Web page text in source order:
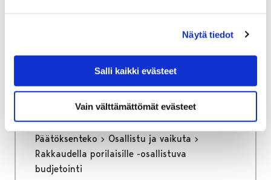
Näytä tiedot
Salli kaikki evästeet
Vain välttämättömät evästeet
Sumukammion
rakentamista Cernissä
Etusivu
Kaupunki ja hallinto
Päätöksenteko
Osallistu ja vaikuta
Rakkaudella porilaisille -osallistuva
budjetointi